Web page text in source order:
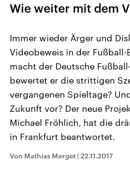
USA
Aktuelle Beiträge, Analysen und
Hintergründe
Wirtschaftlich und militärisch
gehören die Vereinigten Staaten zu
den mächtigsten Ländern der Erde,
mit großem Einfluss auf das
Sendungen Programm
Wie weiter mit dem
Immer wieder Ärger und
Videobeweis in der Fußball-
macht der Deutsche
bewertet er die strittigen
vergangenen Spieltage?
Zukunft vor? Der neue
Michael Fröhlich, hat die
in Frankfurt beantwortet.
Von Mathias Merget | 22.11.2017